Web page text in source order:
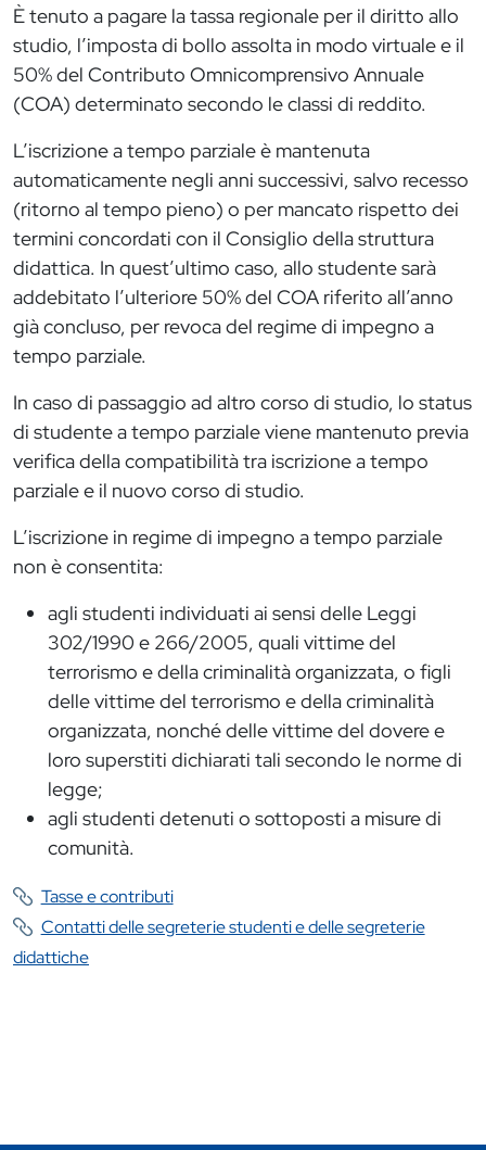
È tenuto a pagare la tassa regionale per il diritto allo
studio, l’imposta di bollo assolta in modo virtuale e il
50% del Contributo Omnicomprensivo Annuale
(COA) determinato secondo le classi di reddito.
L’iscrizione a tempo parziale è mantenuta
automaticamente negli anni successivi, salvo recesso
(ritorno al tempo pieno) o per mancato rispetto dei
termini concordati con il Consiglio della struttura
didattica. In quest’ultimo caso, allo studente sarà
addebitato l’ulteriore 50% del COA riferito all’anno
già concluso, per revoca del regime di impegno a
tempo parziale.
In caso di passaggio ad altro corso di studio, lo status
di studente a tempo parziale viene mantenuto previa
verifica della compatibilità tra iscrizione a tempo
parziale e il nuovo corso di studio.
L’iscrizione in regime di impegno a tempo parziale
non è consentita:
agli studenti individuati ai sensi delle Leggi
302/1990 e 266/2005, quali vittime del
terrorismo e della criminalità organizzata, o figli
delle vittime del terrorismo e della criminalità
organizzata, nonché delle vittime del dovere e
loro superstiti dichiarati tali secondo le norme di
legge;
agli studenti detenuti o sottoposti a misure di
comunità.
Tasse e contributi
Contatti delle segreterie studenti e delle segreterie
didattiche